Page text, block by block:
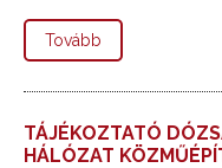
Tovább
TÁJÉKOZTATÓ
HÁLÓZAT